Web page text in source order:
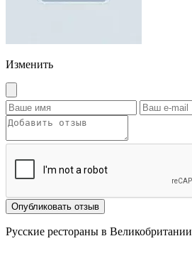
Изменить
Опубликовать отзыв
Русские рестораны в Великобритании